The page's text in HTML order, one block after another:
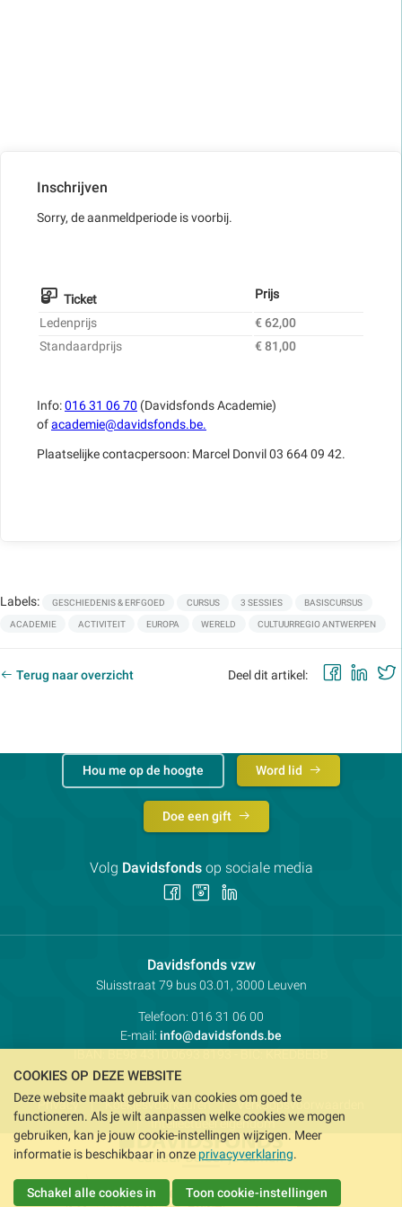
Inschrijven
Sorry, de aanmeldperiode is voorbij.
Ticket
Prijs
Ledenprijs
€ 62,00
Standaardprijs
€ 81,00
Info:016 31 06 70 (Davidsfonds Academie)
ofacademie@davidsfonds.be.
Plaatselijke contacpersoon: Marcel Donvil 03 664 09 42.
Labels: GESCHIEDENIS & ERFGOED CURSUS 3 SESSIES BASISCURSUS
ACADEMIE ACTIVITEIT EUROPA WERELD CULTUURREGIO ANTWERPEN
Terug naar overzicht Deel dit artikel:
Davidsfonds vzwContactpersoon:
Adres:
Sluisstraat 79 bus 03.01, 3000 Leuven
Telefoon: 016 31 06 00
E-mail: info@davidsfonds.be
IBAN:BE98 4310 0693 8193- BIC:KREDBEBB
Privacy Koekjesvoorkeuren
Verkoopsvoorwaarden
Intellectueel eigendom
Hou me op de hoogte Word lid
Doe een gift
Volg Davidsfondsop sociale media
Volg Volg
COOKIES OP DEZE WEBSITE
Deze website maakt gebruik van cookies om goed te
functioneren. Als je wilt aanpassen welke cookies we mogen
gebruiken, kan je jouw cookie-instellingen wijzigen. Meer
informatie is beschikbaar in onze privacyverklaring.
Schakel alle cookies in Toon cookie-instellingen